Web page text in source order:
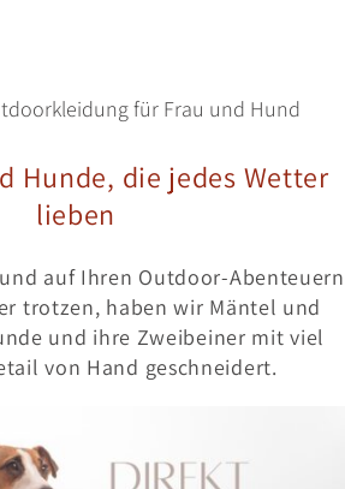
für Frau und Hund
Hunde, die jedes Wetter
lieben
auf Ihren Outdoor-Abenteuern
trotzen, haben wir Mäntel und
und ihre Zweibeiner mit viel
von Hand geschneidert.